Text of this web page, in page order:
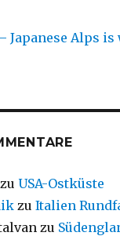
Japanese Alps is
zuUSA-Ostküste
zuItalien
zu